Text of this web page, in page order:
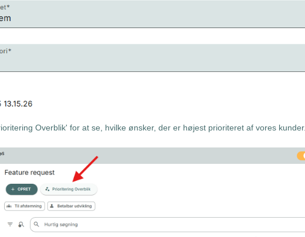
Overblik' for at se, hvilke ønsker, der er højest prioriteret af vores kunder.